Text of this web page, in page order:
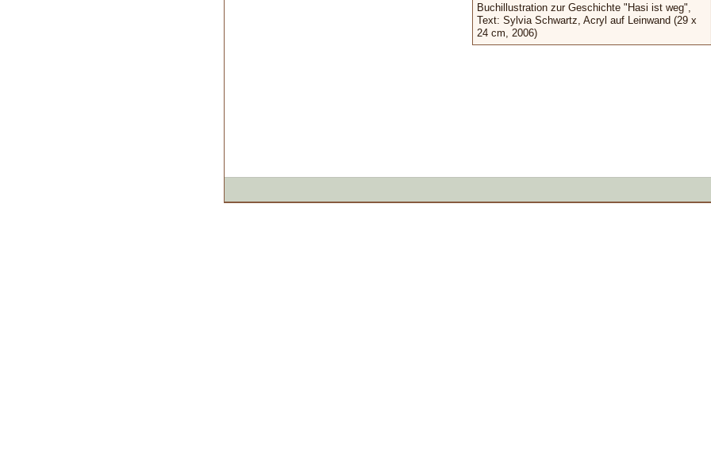
Buchillustration zur Geschichte "Hasi ist weg",
Text: Sylvia Schwartz, Acryl auf Leinwand (29 x
24 cm, 2006)